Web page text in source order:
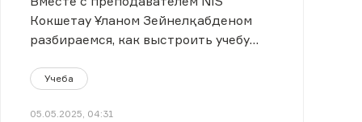
быстрого запоминания
Кокшетау Ұланом Зейнелқабденом
разбираемся, как выстроить учебу
Учеба
05.05.2025, 04:31